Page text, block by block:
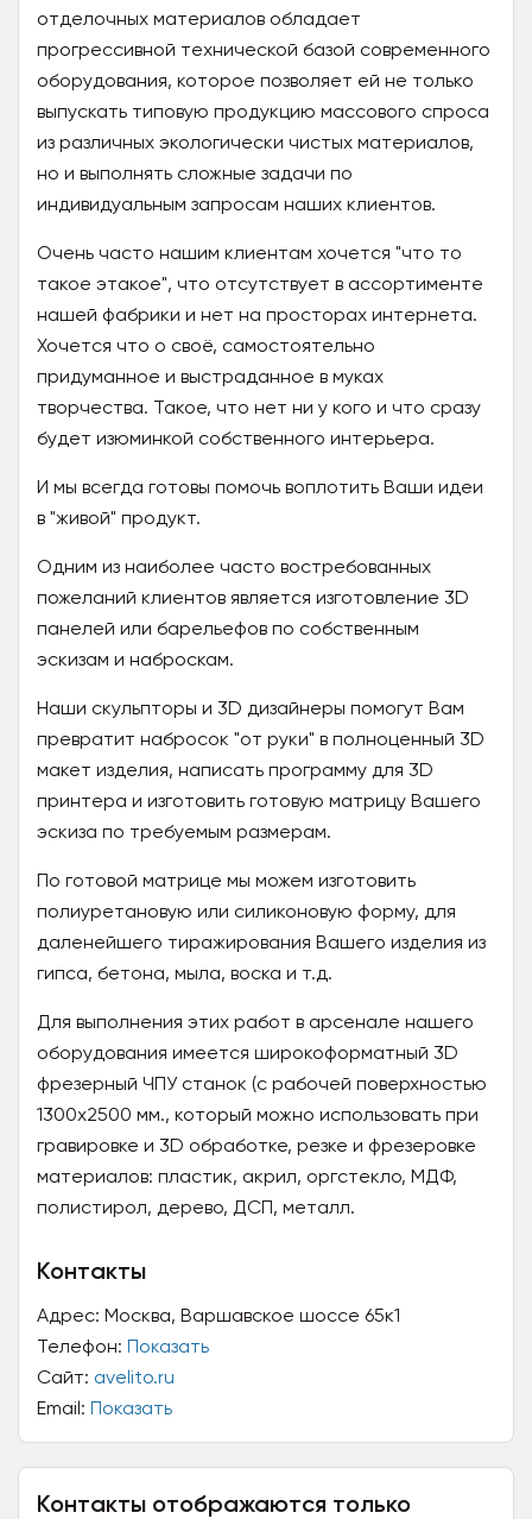
отделочных материалов обладает
прогрессивной технической базой современного
оборудования, которое позволяет ей не только
выпускать типовую продукцию массового спроса
из различных экологически чистых материалов,
но и выполнять сложные задачи по
индивидуальным запросам наших клиентов.
Очень часто нашим клиентам хочется "что то
такое этакое", что отсутствует в ассортименте
нашей фабрики и нет на просторах интернета.
Хочется что о своё, самостоятельно
придуманное и выстраданное в муках
творчества. Такое, что нет ни у кого и что сразу
будет изюминкой собственного интерьера.
И мы всегда готовы помочь воплотить Ваши идеи
в "живой" продукт.
Одним из наиболее часто востребованных
пожеланий клиентов является изготовление 3D
панелей или барельефов по собственным
эскизам и наброскам.
Наши скульпторы и 3D дизайнеры помогут Вам
превратит набросок "от руки" в полноценный 3D
макет изделия, написать программу для 3D
принтера и изготовить готовую матрицу Вашего
эскиза по требуемым размерам.
По готовой матрице мы можем изготовить
полиуретановую или силиконовую форму, для
даленейшего тиражирования Вашего изделия из
гипса, бетона, мыла, воска и т.д.
Для выполнения этих работ в арсенале нашего
оборудования имеется широкоформатный 3D
фрезерный ЧПУ станок (с рабочей поверхностью
1300х2500 мм., который можно использовать при
гравировке и 3D обработке, резке и фрезеровке
материалов: пластик, акрил, оргстекло, МДФ,
полистирол, дерево, ДСП, металл.
Контакты
Адрес: Москва, Варшавское шоссе 65к1
Телефон: Показать
Сайт: avelito.ru
Email: Показать
Контакты отображаются только